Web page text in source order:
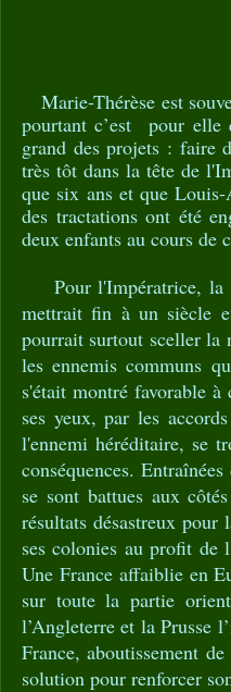
Marie-Thérèse est
pourtant c’est pour elle
grand des projets : faire
très tôt dans la tête de
que six ans et que
des tractations ont été
deux enfants au cours de
Pour l'Impératrice, la
mettrait fin à un siècle
pourrait surtout sceller la
les ennemis communs
s'était montré favorable
ses yeux, par les
l'ennemi héréditaire, se
conséquences.
se sont battues aux
résultats désastreux
ses colonies au profit de
Une France affaiblie en
sur toute la partie
l’Angleterre et la Prusse
France, aboutissement
solution pour renforcer